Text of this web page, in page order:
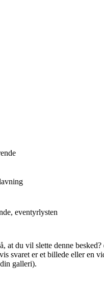
eventyrlysten
at du vil slette denne
svaret er et billede eller en
galleri).